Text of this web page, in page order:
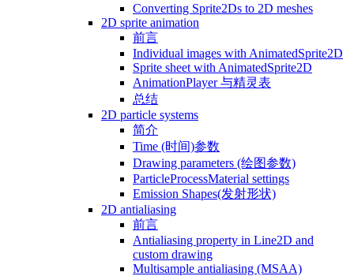
Converting Sprite2Ds to 2D meshes
2D sprite animation
前言
Individual images with AnimatedSprite2D
Sprite sheet with AnimatedSprite2D
AnimationPlayer 与精灵表
总结
2D particle systems
简介
Time (时间)参数
Drawing parameters (绘图参数)
ParticleProcessMaterial settings
Emission Shapes(发射形状)
2D antialiasing
前言
Antialiasing property in Line2D and
custom drawing
Multisample antialiasing (MSAA)